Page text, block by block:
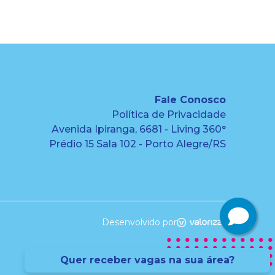
Quer receber vagas na sua área?
Fale Conosco
Política de Privacidade
Avenida Ipiranga, 6681 - Living 360°
Prédio 15 Sala 102 - Porto Alegre/RS
Desenvolvido por